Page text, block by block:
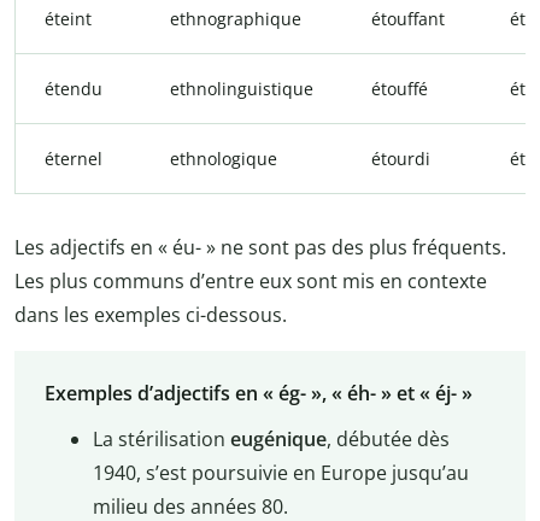
éteint ethnographique étouffant
étendu ethnolinguistique étouffé
éternel ethnologique étourdi
Les adjectifs en « éu- » ne sont pas des plus fréquents.
Les plus communs d’entre eux sont mis en contexte
dans les exemples ci-dessous.
Exemples d’adjectifs en « ég- », « éh- » et « éj- »
La stérilisation eugénique, débutée dès
1940, s’est poursuivie en Europe jusqu’au
milieu des années 80.